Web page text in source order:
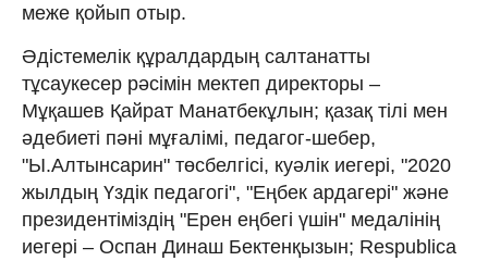
меже қойып отыр.
Әдістемелік құралдардың салтанатты
тұсаукесер рәсімін мектеп директоры –
Мұқашев Қайрат Манатбекұлын; қазақ тілі мен
әдебиеті пәні мұғалімі, педагог-шебер,
"Ы.Алтынсарин" төсбелгісі, куәлік иегері, "2020
жылдың Үздік педагогі", "Еңбек ардагері" және
президентіміздің "Ерен еңбегі үшін" медалінің
иегері – Оспан Динаш Бектенқызын; Respublica